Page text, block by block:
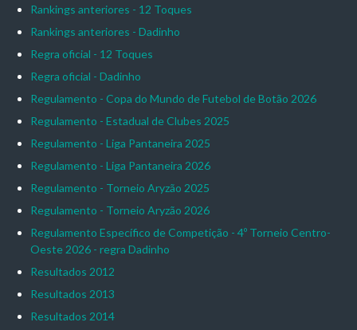
Rankings anteriores - 12 Toques
Rankings anteriores - Dadinho
Regra oficial - 12 Toques
Regra oficial - Dadinho
Regulamento - Copa do Mundo de Futebol de Botão 2026
Regulamento - Estadual de Clubes 2025
Regulamento - Liga Pantaneira 2025
Regulamento - Liga Pantaneira 2026
Regulamento - Torneio Aryzão 2025
Regulamento - Torneio Aryzão 2026
Regulamento Específico de Competição - 4º Torneio Centro-
Oeste 2026 - regra Dadinho
Resultados 2012
Resultados 2013
Resultados 2014